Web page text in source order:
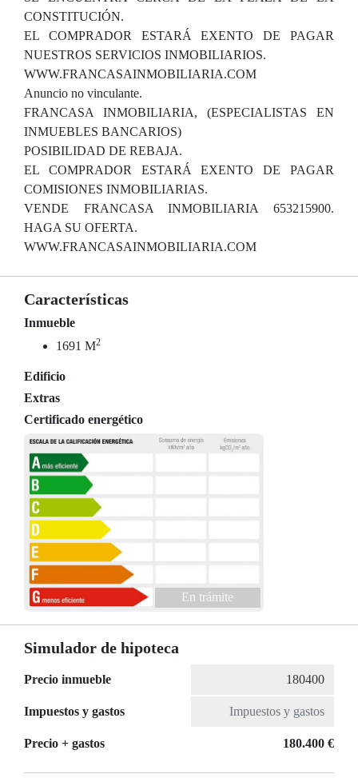
CONSTITUCIÓN.
EL COMPRADOR ESTARÁ EXENTO DE PAGAR
NUESTROS SERVICIOS INMOBILIARIOS.
WWW.FRANCASAINMOBILIARIA.COM
Anuncio no vinculante.
FRANCASA INMOBILIARIA, (ESPECIALISTAS EN
INMUEBLES BANCARIOS)
POSIBILIDAD DE REBAJA.
EL COMPRADOR ESTARÁ EXENTO DE PAGAR
COMISIONES INMOBILIARIAS.
VENDE FRANCASA INMOBILIARIA 653215900.
HAGA SU OFERTA.
WWW.FRANCASAINMOBILIARIA.COM
Características
Inmueble
1691 M2
Edificio
Extras
Certificado energético
En trámite
Simulador de hipoteca
Precio inmueble
Impuestos y gastos
Precio + gastos 180.400 €